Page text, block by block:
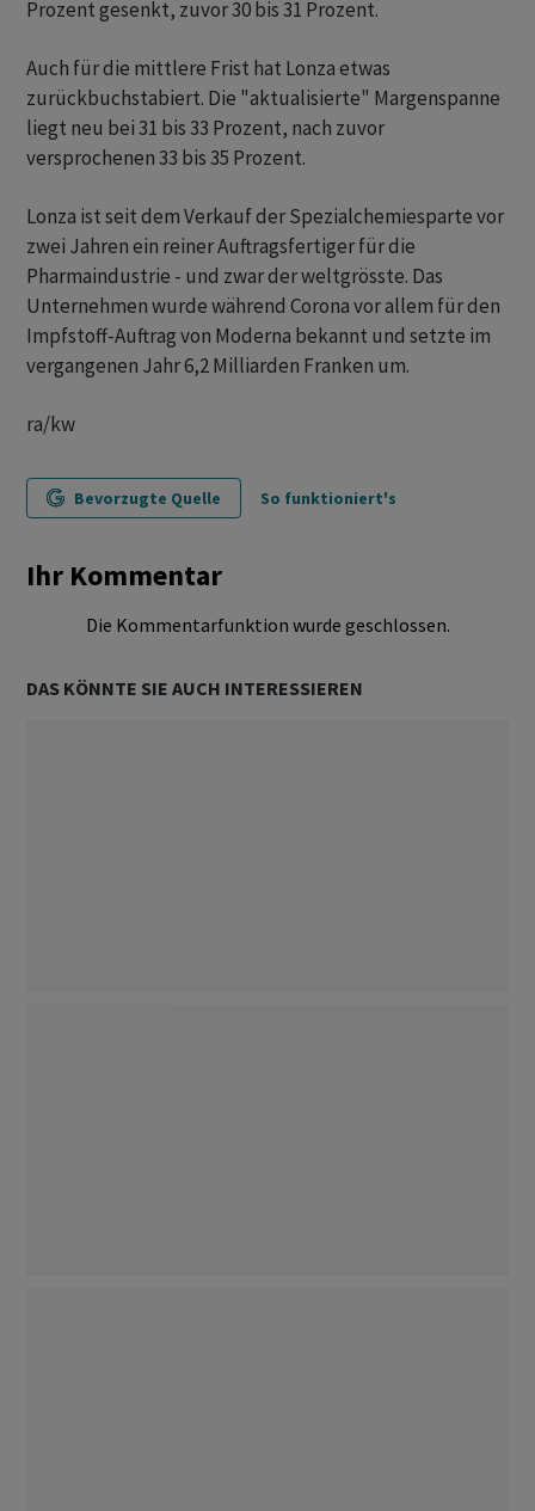
Prozent gesenkt, zuvor 30 bis 31 Prozent.
Auch für die mittlere Frist hat Lonza etwas
zurückbuchstabiert. Die "aktualisierte" Margenspanne
liegt neu bei 31 bis 33 Prozent, nach zuvor
versprochenen 33 bis 35 Prozent.
Lonza ist seit dem Verkauf der Spezialchemiesparte vor
zwei Jahren ein reiner Auftragsfertiger für die
Pharmaindustrie - und zwar der weltgrösste. Das
Unternehmen wurde während Corona vor allem für den
Impfstoff-Auftrag von Moderna bekannt und setzte im
vergangenen Jahr 6,2 Milliarden Franken um.
ra/kw
Bevorzugte Quelle So funktioniert's
Ihr Kommentar
Die Kommentarfunktion wurde geschlossen.
DAS KÖNNTE SIE AUCH INTERESSIEREN